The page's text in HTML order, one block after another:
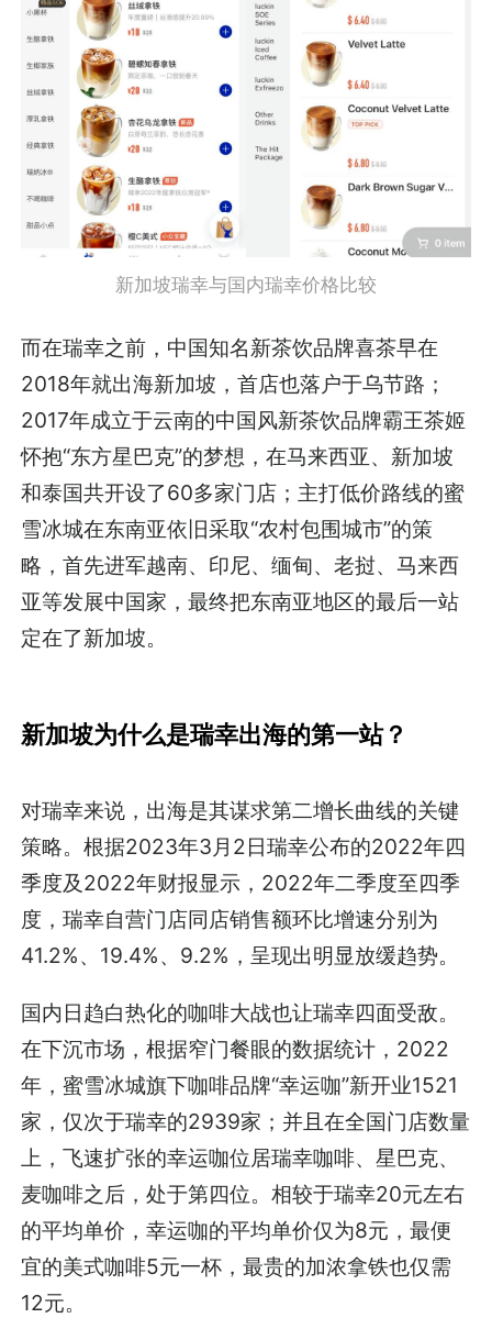
新加坡瑞幸与国内瑞幸价格比较
而在瑞幸之前，中国知名新茶饮品牌喜茶早在
2018年就出海新加坡，首店也落户于乌节路；
2017年成立于云南的中国风新茶饮品牌霸王茶姬
怀抱“东方星巴克”的梦想，在马来西亚、新加坡
和泰国共开设了60多家门店；主打低价路线的蜜
雪冰城在东南亚依旧采取“农村包围城市”的策
略，首先进军越南、印尼、缅甸、老挝、马来西
亚等发展中国家，最终把东南亚地区的最后一站
定在了新加坡。
新加坡为什么是瑞幸出海的第一站？
对瑞幸来说，出海是其谋求第二增长曲线的关键
策略。根据2023年3月2日瑞幸公布的2022年四
季度及2022年财报显示，2022年二季度至四季
度，瑞幸自营门店同店销售额环比增速分别为
41.2%、19.4%、9.2%，呈现出明显放缓趋势。
国内日趋白热化的咖啡大战也让瑞幸四面受敌。
在下沉市场，根据窄门餐眼的数据统计，2022
年，蜜雪冰城旗下咖啡品牌“幸运咖”新开业1521
家，仅次于瑞幸的2939家；并且在全国门店数量
上，飞速扩张的幸运咖位居瑞幸咖啡、星巴克、
麦咖啡之后，处于第四位。相较于瑞幸20元左右
的平均单价，幸运咖的平均单价仅为8元，最便
宜的美式咖啡5元一杯，最贵的加浓拿铁也仅需
12元。